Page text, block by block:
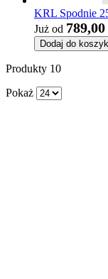
KRL Spodnie
Już od 789,00
Dodaj do
Produkty 10
Pokaż